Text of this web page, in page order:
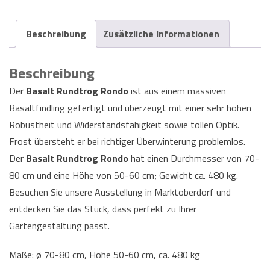
Beschreibung Zusätzliche Informationen
Beschreibung
Der Basalt Rundtrog Rondo ist aus einem massiven
Basaltfindling gefertigt und überzeugt mit einer sehr hohen
Robustheit und Widerstandsfähigkeit sowie tollen Optik.
Frost übersteht er bei richtiger Überwinterung problemlos.
Der Basalt Rundtrog Rondo hat einen Durchmesser von 70-
80 cm und eine Höhe von 50-60 cm; Gewicht ca. 480 kg.
Besuchen Sie unsere Ausstellung in Marktoberdorf und
entdecken Sie das Stück, dass perfekt zu Ihrer
Gartengestaltung passt.
Maße: ø 70-80 cm, Höhe 50-60 cm, ca. 480 kg